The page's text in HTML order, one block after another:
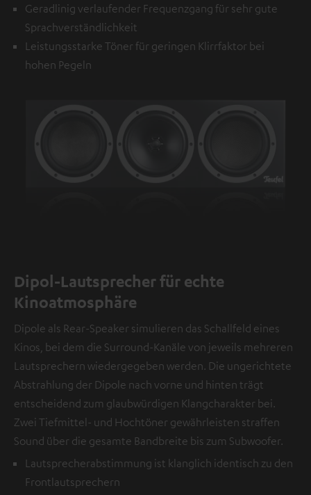
Geradlinig verlaufender Frequenzgang für sehr gute
Sprachverständlichkeit
Leistungsstarke Töner für geringen Klirrfaktor bei
hohen Pegeln
Dipol-Lautsprecher für echte
Kinoatmosphäre
Dipole als Rear-Speaker simulieren das Schallfeld eines
Kinos, bei dem die Surround-Kanäle von jeweils mehreren
Lautsprechern wiedergegeben werden. Die ungerichtete
Abstrahlung der Dipole nach vorne und hinten trägt
entscheidend zum glaubwürdigen Klangcharakter bei.
Zwei Tiefmittel- und Hochtöner gewährleisten straffen
Sound über die gesamte Bandbreite bis zum Subwoofer.
Lautsprecherabstimmung ist klanglich identisch zu den
Frontlautsprechern